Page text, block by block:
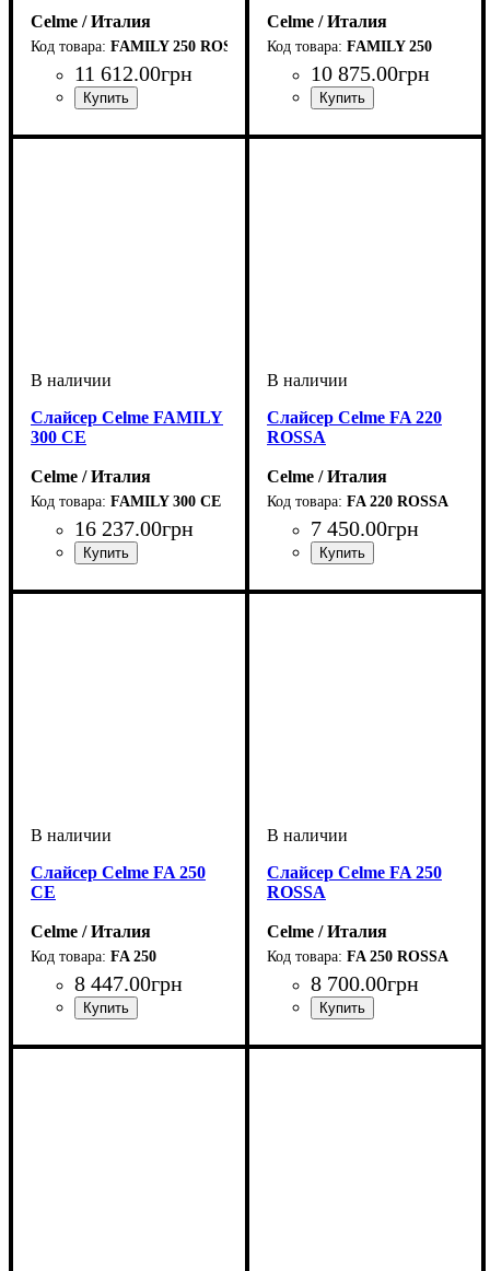
Celme / Италия
FAMILY 250 ROSSO
11 612.00грн
Celme / Италия
FAMILY 250
10 875.00грн
Слайсер Celme FAMILY
300 CE
Celme / Италия
FAMILY 300 CE
16 237.00грн
Слайсер Celme FA 220
ROSSA
Celme / Италия
FA 220 ROSSA
7 450.00грн
Слайсер Celme FA 250
CE
Celme / Италия
FA 250
8 447.00грн
Слайсер Celme FA 250
ROSSA
Celme / Италия
FA 250 ROSSA
8 700.00грн